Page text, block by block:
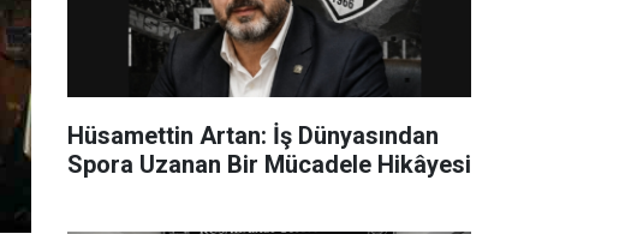
Hüsamettin Artan: İş Dünyasından
Spora Uzanan Bir Mücadele Hikâyesi